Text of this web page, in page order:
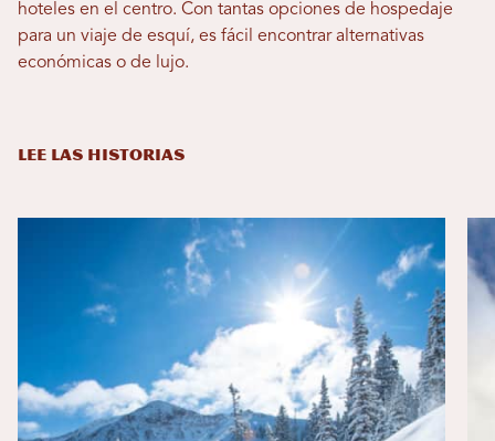
hoteles en el centro. Con tantas opciones de hospedaje
para un viaje de esquí, es fácil encontrar alternativas
económicas o de lujo.
LEE LAS HISTORIAS